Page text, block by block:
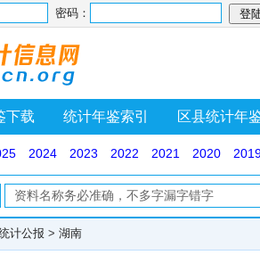
密码：
下载 统计年鉴索引 区县统计年
2024 2023 2022 2021 2020
计公报 > 湖南